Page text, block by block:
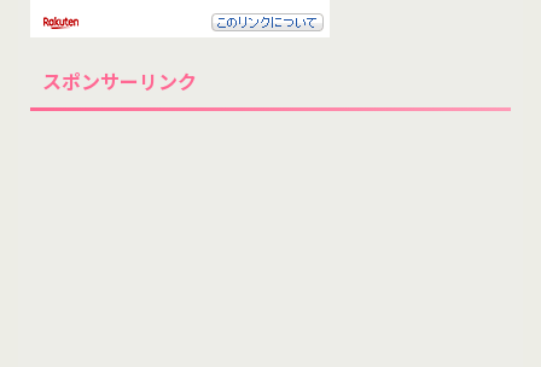
スポンサーリンク